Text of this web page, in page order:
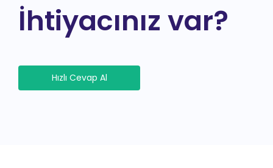
İhtiyacınız var?
Hızlı Cevap Al